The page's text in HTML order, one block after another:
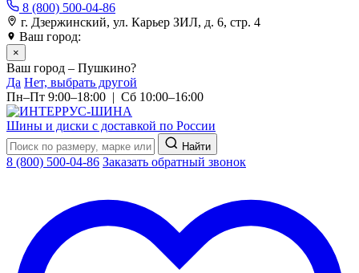
8 (800) 500-04-86
г. Дзержинский, ул. Карьер ЗИЛ, д. 6, стр. 4
Ваш город:
×
Ваш город – Пушкино?
Да Нет, выбрать другой
Пн–Пт 9:00–18:00 | Сб 10:00–16:00
Шины и диски с доставкой по России
Найти
8 (800) 500-04-86 Заказать обратный звонок